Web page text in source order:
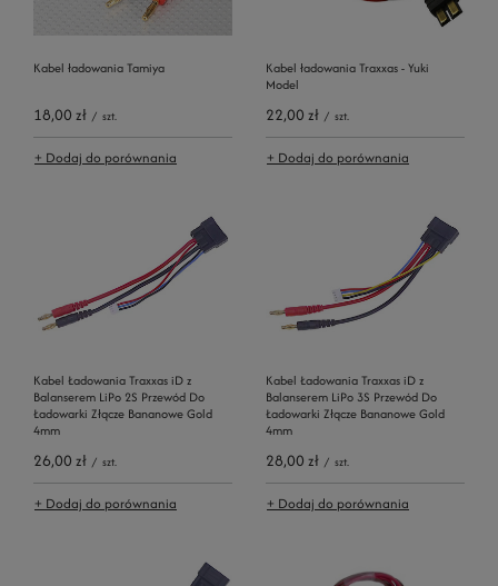
Kabel ładowania Tamiya
18,00 zł / szt.
+ Dodaj do porównania
Kabel ładowania Traxxas - Yuki
Model
22,00 zł / szt.
+ Dodaj do porównania
Kabel Ładowania Traxxas iD z
Balanserem LiPo 2S Przewód Do
Ładowarki Złącze Bananowe Gold
4mm
26,00 zł / szt.
+ Dodaj do porównania
Kabel Ładowania Traxxas iD z
Balanserem LiPo 3S Przewód Do
Ładowarki Złącze Bananowe Gold
4mm
28,00 zł / szt.
+ Dodaj do porównania